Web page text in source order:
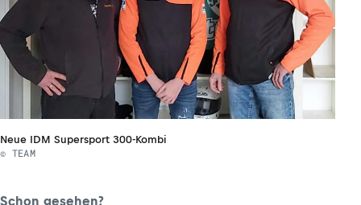
Neue IDM Supersport 300-Kombi
© TEAM
Schon gesehen?